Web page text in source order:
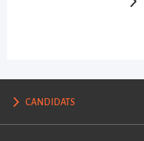
CANDIDATS